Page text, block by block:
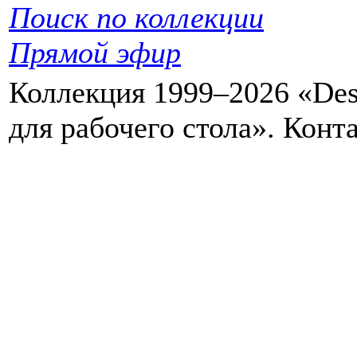
Поиск по коллекции
Прямой эфир
Коллекция 1999–2026
для рабочего стола».